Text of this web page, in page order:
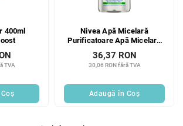
400ml
TVA
Nivea Apă Micelară
Purificatoare Apă Micelară
de Curățare 400 ml
30,06 RON fără TVA
36,37 RON
Adaugă în Coş